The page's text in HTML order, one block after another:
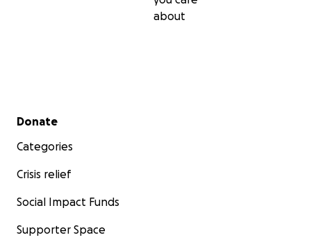
pedimos a todo el que nos pueda ayudar a recaudar
Los fondos son para ser utilizados en los Estados
about
Secondary menu
Donate
Categories
Crisis relief
Social Impact Funds
Supporter Space